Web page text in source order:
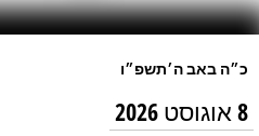
8 אוגוסט 2026